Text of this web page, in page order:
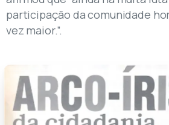
participação da comunidade
vez maior.”.